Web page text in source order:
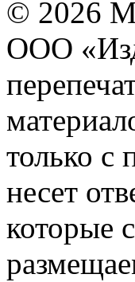
© 2026
ООО
только с
несет
которые